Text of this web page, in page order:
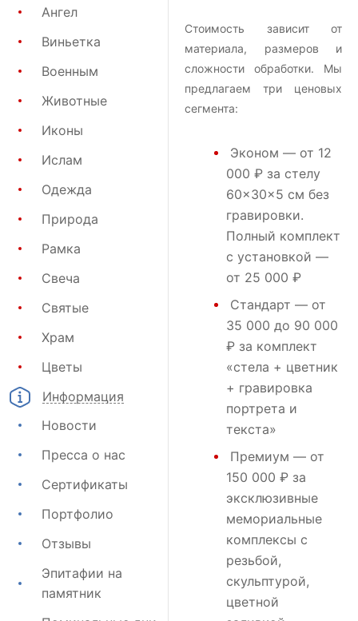
Ангел
Виньетка
Военным
Животные
Иконы
Ислам
Одежда
Природа
Рамка
Свеча
Святые
Храм
Цветы
Информация
Новости
Пресса о нас
Сертификаты
Портфолио
Отзывы
Эпитафии на
памятник
Стоимость зависит от
материала, размеров и
сложности обработки. Мы
предлагаем три ценовых
сегмента:
Эконом — от 12
000 ₽ за стелу
60×30×5 см без
гравировки.
Полный комплект
с установкой —
от 25 000 ₽
Стандарт — от
35 000 до 90 000
₽ за комплект
«стела + цветник
+ гравировка
портрета и
текста»
Премиум — от
150 000 ₽ за
эксклюзивные
мемориальные
комплексы с
резьбой,
скульптурой,
цветной